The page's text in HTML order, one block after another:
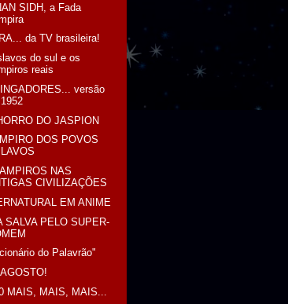
SIDH, a Fada
da TV brasileira!
do sul e os
reais
versão
DO JASPION
DOS POVOS
NAS
CIVILIZAÇÕES
EM ANIME
SALVA PELO SUPER-
do Palavrão"
MAIS, MAIS, MAIS...